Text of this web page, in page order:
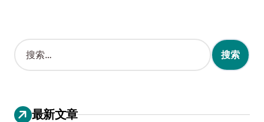
搜
索
：
最新文章